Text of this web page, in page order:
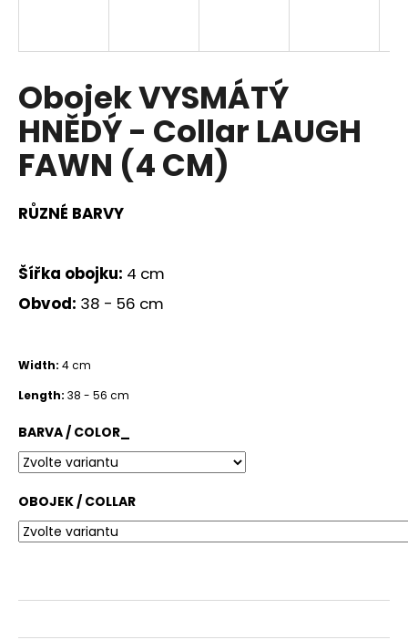
Obojek VYSMÁTÝ
HNĚDÝ - Collar LAUGH
FAWN (4 CM)
RŮZNÉ BARVY
Šířka obojku: 4 cm
Obvod: 38 - 56 cm
Width: 4 cm
Length: 38 - 56 cm
BARVA / COLOR_
OBOJEK / COLLAR
j
t
?
o
r
u
u
j
e
m
e